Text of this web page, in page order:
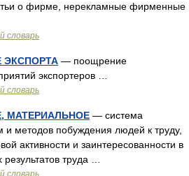
о фирме, нерекламные фирменные
словарь
ЭКСПОРТА — поощрение
экспортеров …
словарь
МАТЕРИАЛЬНОЕ — система
и методов побуждения людей к труду,
активности и заинтересованности в
труда …
словарь